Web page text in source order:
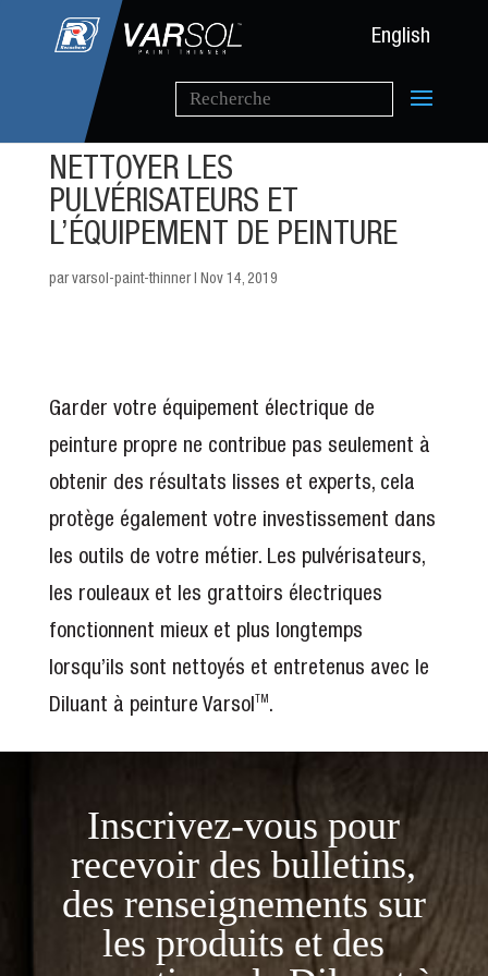
English
NETTOYER LES
PULVÉRISATEURS ET
L’ÉQUIPEMENT DE PEINTURE
parvarsol-paint-thinner| Nov 14, 2019
Garder votre équipement électrique de
peinture propre ne contribue pas seulement à
obtenir des résultats lisses et experts, cela
protège également votre investissement dans
les outils de votre métier. Les pulvérisateurs,
les rouleaux et les grattoirs électriques
fonctionnent mieux et plus longtemps
lorsqu’ils sont nettoyés et entretenus avec le
Diluant à peinture VarsolTM .
Inscrivez-vous pour
recevoir des bulletins,
des renseignements sur
les produits et des